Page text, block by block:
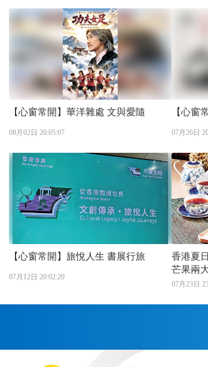
【心窗常開】華洋雜處 文與愛隨
08月02日 20:05:07
【心窗
07月26日
【心窗常開】旅悅人生 書展行旅
07月12日 20:02:20
香港夏
芒果兩
07月23日